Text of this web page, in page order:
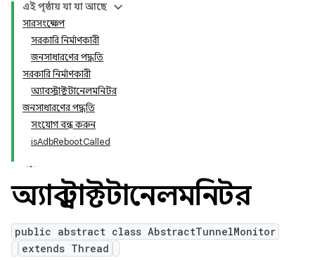
এই পৃষ্ঠায় যা যা আছে
সারসংক্ষেপ
সরকারি নির্মাণকারী
জনসাধারণের পদ্ধতি
সরকারি নির্মাণকারী
অ্যাবস্ট্রাক্টটানেলমনিটর
জনসাধারণের পদ্ধতি
সংযোগ বন্ধ করুন
isAdbRebootCalled
অ্যাবস্ট্রাক্টটানেলমনিটর
public abstract class AbstractTunnelMonitor
extends Thread